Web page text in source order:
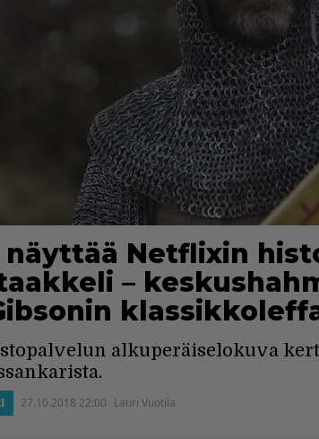
näyttää Netflixin
–
alkuperäiselokuva
27.10.2018 22:00 Lauri Vuotila